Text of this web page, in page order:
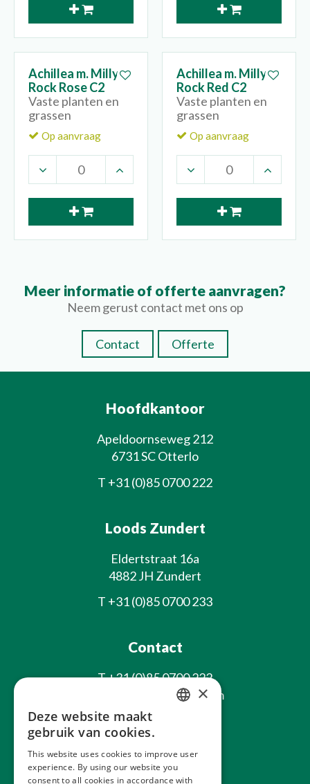
Achillea m. Milly
Rock Rose C2
Vaste planten en
grassen
Op aanvraag
Achillea m. Milly
Rock Red C2
Vaste planten en
grassen
Op aanvraag
Meer informatie of offerte aanvragen?
Neem gerust contact met ons op
Contact Offerte
Hoofdkantoor
Apeldoornseweg 212
6731 SC Otterlo
T +31 (0)85 0700 222
Loods Zundert
Eldertstraat 16a
4882 JH Zundert
T +31 (0)85 0700 233
Contact
T+31 (0)85 0700 222
info@laxsjonplants.com
Blijf op de hoogte
×
Deze website maakt
gebruik van cookies.
This website uses cookies to improve user
experience. By using our website you
consent to all cookies in accordance with